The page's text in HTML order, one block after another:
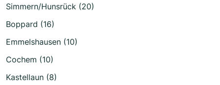
Simmern/Hunsrück (20)
Boppard (16)
Emmelshausen (10)
Cochem (10)
Kastellaun (8)